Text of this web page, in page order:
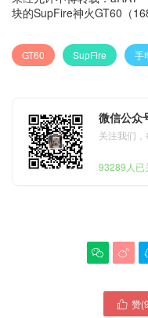
块的SupFire神火GT60（
GT60 SupFire 手
微信公众
关注我们
93289人已
 
 赞(9